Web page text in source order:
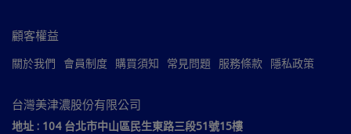
顧客權益
關於我們 會員制度 購買須知 常見問題 服務條款 隱私政策
台灣美津濃股份有限公司
地址 : 104 台北市中山區民生東路三段51號15樓